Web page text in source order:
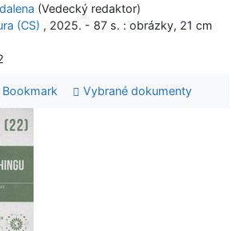
(Vedecký redaktor)
(CS) , 2025. - 87 s. : obrázky, 21 cm
Bookmark Vybrané dokumenty